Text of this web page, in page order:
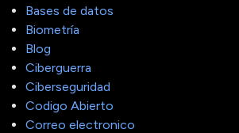
Bases de datos
Biometría
Blog
Ciberguerra
Ciberseguridad
Codigo Abierto
Correo electronico